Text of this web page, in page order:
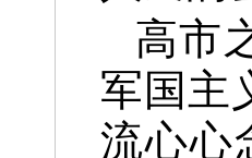
高市
军国主
流心心